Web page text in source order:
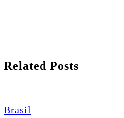
Related Posts
Brasil